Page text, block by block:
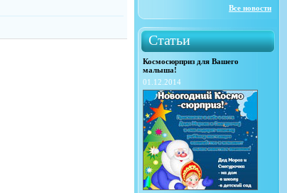
Все новости
Статьи
Космосюрприз для Вашего
малыша!
01.12.2014